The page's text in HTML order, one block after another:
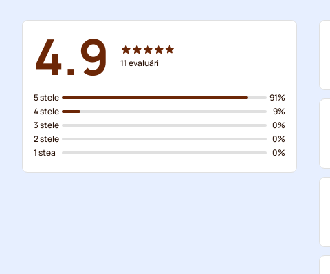
4.9 11evaluări
5 stele
4 stele
3 stele
2 stele
1 stea
91%
9%
0%
0%
0%